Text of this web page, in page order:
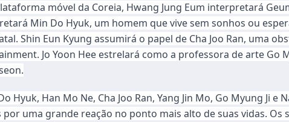
móvel da Coreia, Hwang Jung Eum interpretará
Min Do Hyuk, um homem que vive sem sonhos ou
Shin Eun Kyung assumirá o papel de Cha Joo Ran, uma
Jo Yoon Hee estrelará como a professora de arte Go
Han Mo Ne, Cha Joo Ran, Yang Jin Mo, Go Myung Ji e
uma grande reação no ponto mais alto de suas vidas. Os